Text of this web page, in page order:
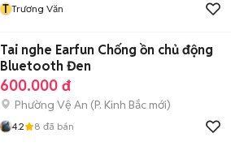
T Trương Văn
Tai nghe Earfun Chống ồn chủ động
Bluetooth Đen
600.000 đ
Phường Vệ An (P. Kinh Bắc mới)
4.2 8 đã bán